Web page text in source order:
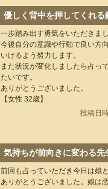
優しく背中を押してくれる
一歩踏み出す勇気をいただきまし
今後自分の意識や行動で良い方
いけるよう努力します。
また状況が変化しましたら占っ
たいです。
ありがとうございました。
【女性 32歳】
投稿日
気持ちが前向きに変わる先
前回も占っていただき今日は娘
ありがとうございました。娘は